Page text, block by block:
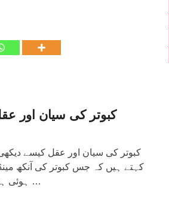
کبوتر کی سیان اور
کبوتر کی سیان اور عقل کیسے
کہتے ہیں کہ جس کبوتر کی آنکھ
ہوئی ہو. انتہائی شفاف ہو، کھلی …